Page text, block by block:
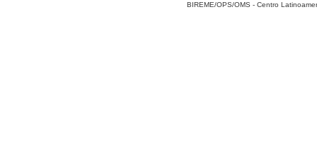
BIREME/OPS/OMS - Centro